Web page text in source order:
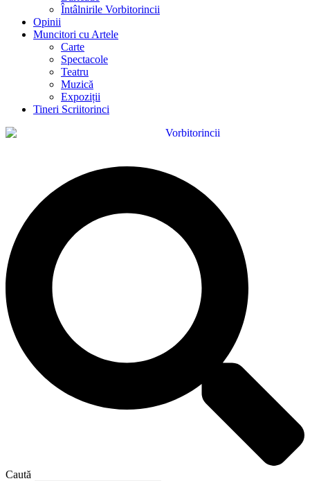
Întâlnirile Vorbitorincii
Opinii
Muncitori cu Artele
Carte
Spectacole
Teatru
Muzică
Expoziții
Tineri Scriitorinci
Caută